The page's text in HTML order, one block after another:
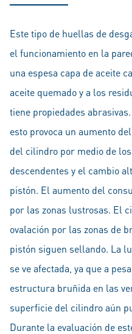
Este tipo de huellas de
el funcionamiento en la
una espesa capa de aceite
aceite quemado y a los
tiene propiedades
esto provoca un aumento
del cilindro por medio de
descendentes y el cambio
pistón. El aumento del
por las zonas lustrosas. El
ovalación por las zonas de
pistón siguen sellando. La
se ve afectada, ya que a
estructura bruñida en las
superficie del cilindro aún
Durante la evaluación de